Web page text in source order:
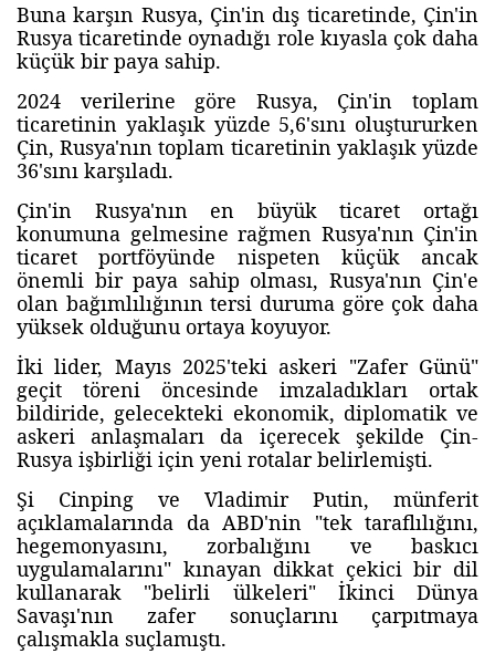
Buna karşın Rusya, Çin'in dış ticaretinde, Çin'in
Rusya ticaretinde oynadığı role kıyasla çok daha
küçük bir paya sahip.
2024 verilerine göre Rusya, Çin'in toplam
ticaretinin yaklaşık yüzde 5,6'sını oluştururken
Çin, Rusya'nın toplam ticaretinin yaklaşık yüzde
36'sını karşıladı.
Çin'in Rusya'nın en büyük ticaret ortağı
konumuna gelmesine rağmen Rusya'nın Çin'in
ticaret portföyünde nispeten küçük ancak
önemli bir paya sahip olması, Rusya'nın Çin'e
olan bağımlılığının tersi duruma göre çok daha
yüksek olduğunu ortaya koyuyor.
İki lider, Mayıs 2025'teki askeri "Zafer Günü"
geçit töreni öncesinde imzaladıkları ortak
bildiride, gelecekteki ekonomik, diplomatik ve
askeri anlaşmaları da içerecek şekilde Çin-
Rusya işbirliği için yeni rotalar belirlemişti.
Şi Cinping ve Vladimir Putin, münferit
açıklamalarında da ABD'nin "tek taraflılığını,
hegemonyasını, zorbalığını ve baskıcı
uygulamalarını" kınayan dikkat çekici bir dil
kullanarak "belirli ülkeleri" İkinci Dünya
Savaşı'nın zafer sonuçlarını çarpıtmaya
çalışmakla suçlamıştı.